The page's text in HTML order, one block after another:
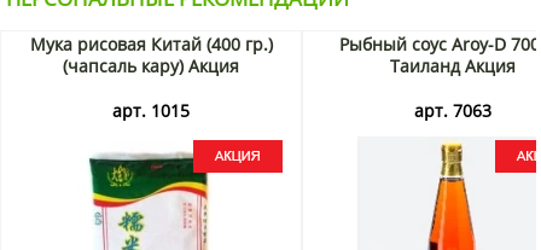
Мука рисовая Китай (400 гр.)
(чапсаль кару) Акция
арт. 1015
Рыбный соус Aroy-D
Таиланд Акция
арт. 7063